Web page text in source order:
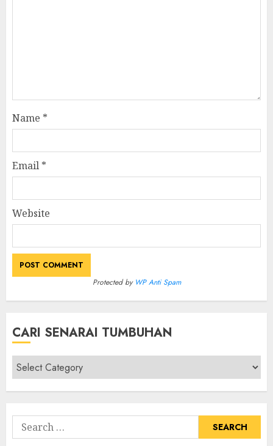
Name *
Email *
Website
Protected by WP Anti Spam
CARI SENARAI TUMBUHAN
Cari
Senarai
Tumbuhan
Search
for: